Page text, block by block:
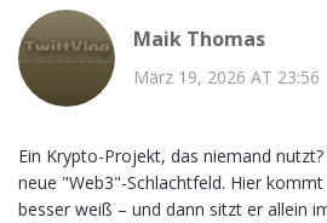
Maik Thomas
März 19, 2026 AT 23:56
Ein Krypto-Projekt, das niemand
neue "Web3"-Schlachtfeld. Hier
besser weiß – und dann sitzt er allein